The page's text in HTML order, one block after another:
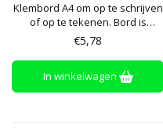
Klembord A4 om op te schrijven
of op te tekenen. Bord is
voorzien van een zeer sterke
klem
€5,78
In winkelwagen